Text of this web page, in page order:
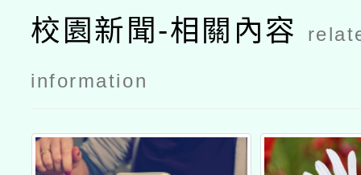
校園新聞-相關內容
information